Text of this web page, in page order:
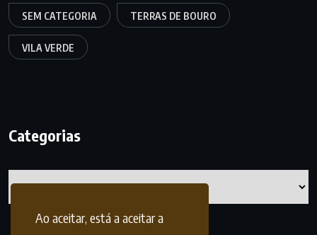
Ao aceitar, está a aceitar a
SEM CATEGORIA TERRAS DE BOURO
VILA VERDE
Categorias